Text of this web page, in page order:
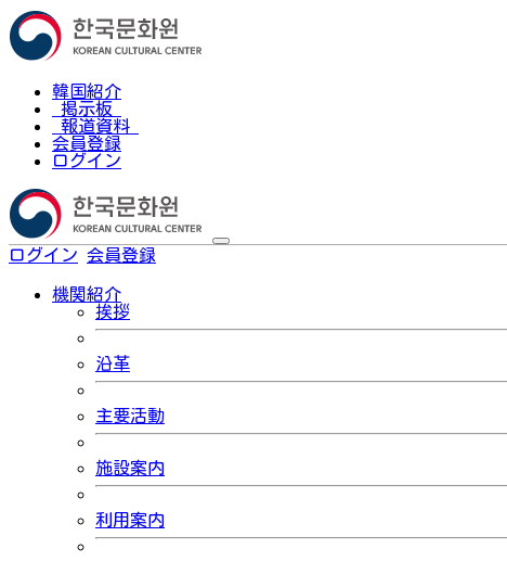
韓国紹介
掲示板
報道資料
会員登録
ログイン
ログイン 会員登録
機関紹介
挨拶
沿革
主要活動
施設案内
利用案内